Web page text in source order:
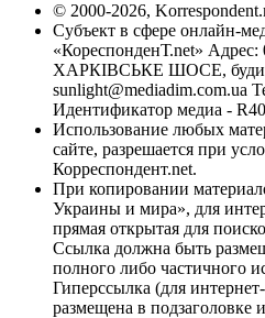
© 2000-2026,
Субъект в сфере онлайн-
«КореспонденТ.net» Адрес:
ХАРКІВСЬКЕ ШОСЕ,
sunlight@mediadim.com.ua
Идентификатор медиа -
Использование любых
сайте, разрешается при
Корреспондент.net.
При копировании
Украины и мира», для
прямая открытая для
Ссылка должна быть
полного либо частичного
Гиперссылка (для
размещена в подзаголовке